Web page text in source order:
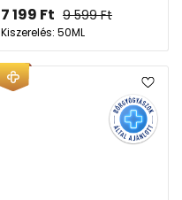
7 199 Ft 9 599Ft
Kiszerelés: 50ML